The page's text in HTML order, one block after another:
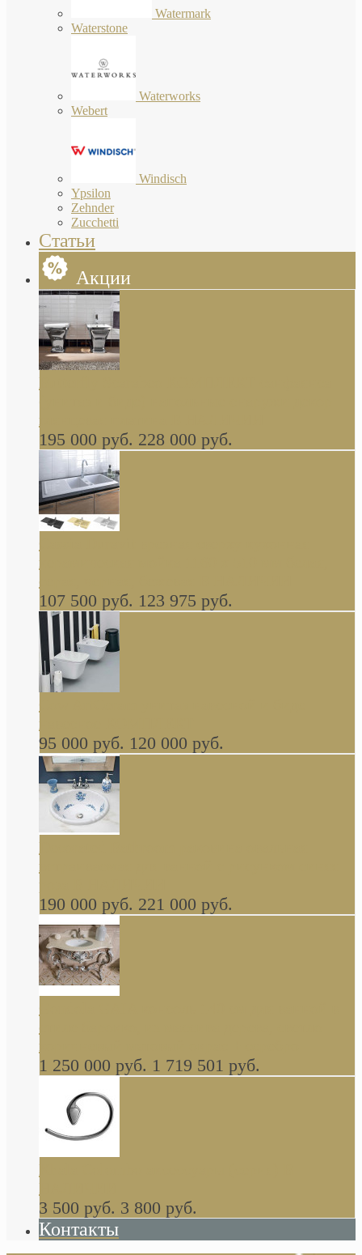
Watermark
Waterstone
Waterworks
Webert
Windisch
Ypsilon
Zehnder
Zucchetti
Статьи
Акции
Butterfly Scarabeo КОМПЛЕКТ санфаянса
глянцевая платина В НАЛИЧИИ
195 000 руб. 228 000 руб.
керамическая мойка 1160 x 510 мм белая,
серая, черная, бежевая В НАЛИЧИИ
107 500 руб. 123 975 руб.
навесное КОМПЛЕКТ
95 000 руб. 120 000 руб.
Decorated Bathroom раковина овальная
встраиваемая для ванной с рисунком синяя
роза В НАЛИЧИИ
190 000 руб. 221 000 руб.
стиле барокко, из массива дерева, светло
коричневый матовый окрас + серебро
1 250 000 руб. 1 719 501 руб.
Khala Colombo аксессуары (серия) В
НАЛИЧИИ
3 500 руб. 3 800 руб.
Контакты